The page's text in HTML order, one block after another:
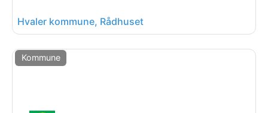
Hvaler kommune, Rådhuset
Kommune